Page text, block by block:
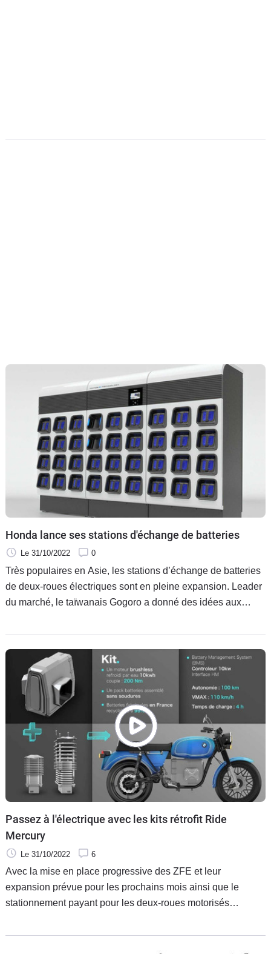
Honda lance ses stations d'échange de batteries
Le 31/10/2022 0
Très populaires en Asie, les stations d’échange de batteries
de deux-roues électriques sont en pleine expansion. Leader
du marché, le taïwanais Gogoro a donné des idées aux
stations d’échange de batteries interchangeables.
Passez à l'électrique avec les kits rétrofit Ride
Mercury
Le 31/10/2022 6
Avec la mise en place progressive des ZFE et leur
expansion prévue pour les prochains mois ainsi que le
stationnement payant pour les deux-roues motorisés
les centres urbains. Une problématique à laquelle